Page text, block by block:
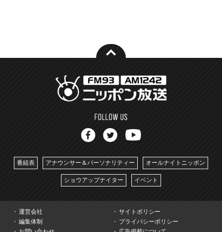
番組表 アナウンサー＆パーソナリティー オールナイトニッポン
ショウアップナイター イベント
運営会社
サイトポリシー
編集体制
プライバシーポリシー